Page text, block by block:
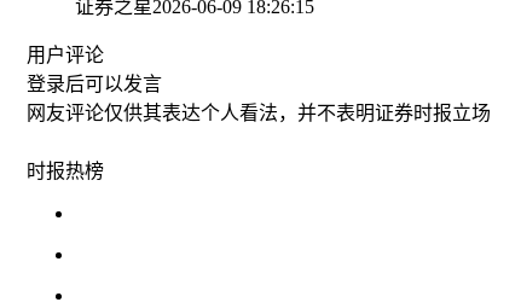
证券之星2026-06-09 18:26:15
用户评论
登录后可以发言
网友评论仅供其表达个人看法，并不表明证券时报立场
时报热榜